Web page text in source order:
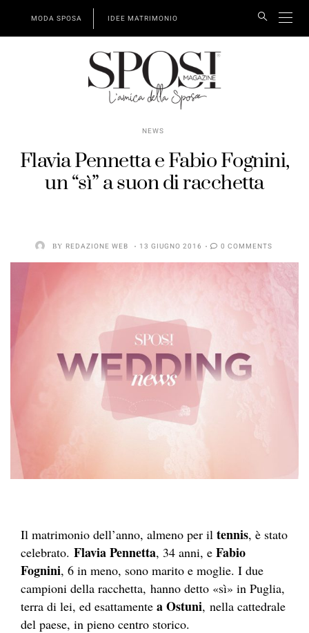
MODA SPOSA IDEE MATRIMONIO
NEWS
Flavia Pennetta e Fabio Fognini,
un “sì” a suon di racchetta
BY REDAZIONE WEB 13 GIUGNO 2016 0 COMMENTS
Il matrimonio dell’anno, almeno per il tennis, è stato
celebrato. Flavia Pennetta, 34 anni, e Fabio
Fognini, 6 in meno, sono marito e moglie. I due
campioni della racchetta, hanno detto «sì» in Puglia,
terra di lei, ed esattamente a Ostuni, nella cattedrale
del paese, in pieno centro storico.